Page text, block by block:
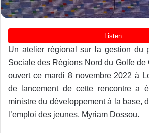
Un atelier régional sur la gestion du
Sociale des Régions Nord du Golfe de
ouvert ce mardi 8 novembre 2022 à
de lancement de cette rencontre a
ministre du développement à la base,
l’emploi des jeunes, Myriam Dossou.